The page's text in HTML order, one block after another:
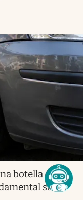
botella en la
saber